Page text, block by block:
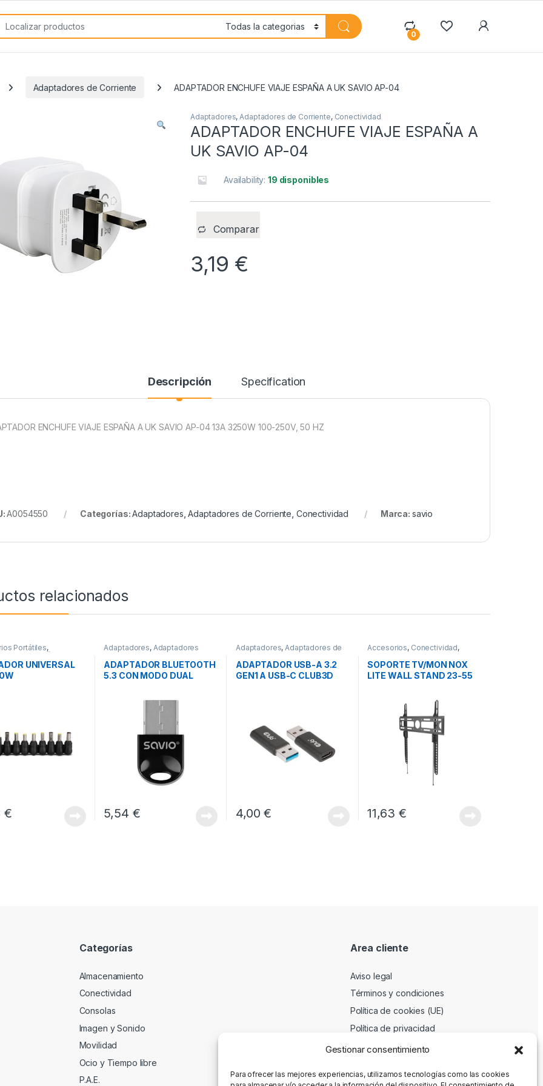
Gestionar consentimiento
Para ofrecer las mejores experiencias, utilizamos tecnologías como las cookies
for:
0
Adaptadores de Corriente ADAPTADOR ENCHUFE VIAJE ESPAÑA A UK SAVIO AP-04
Adaptadores,Adaptadores de Corriente, Conectividad
ADAPTADOR ENCHUFE VIAJE ESPAÑA A
UK SAVIO AP-04
Availability:19 disponibles
Comparar
3,19 €
Descripción Specification
ENCHUFE VIAJE ESPAÑA A UK SAVIO AP-04 13A 3250W 100-250V, 50 HZ
A0054550 Categorías:Adaptadores ,Adaptadores de Corriente Conectividad Marca: savio
relacionados
Portátiles,
para Portátiles
UNIVERSAL
€
Adaptadores, Adaptadores
Bluetooth
Conectividad
ADAPTADOR BLUETOOTH
5.3 CON MODO DUAL
5,54 €
Adaptadores,Adaptadores de
Video
Conectividad
ADAPTADOR USB-A 3.2
GEN1 A USB-C CLUB3D
4,00€
Accesorios, Conectividad,
SOPORTE TV/MON NOX
LITE WALL STAND 23-55
11,63 €
Categorías
Almacenamiento
Conectividad
Consolas
Imagen y Sonido
Movilidad
Ocio y Tiempo libre
P.A.E.
Area cliente
Aviso legal
Términos y condiciones
Política de cookies (UE)
Política de privacidad